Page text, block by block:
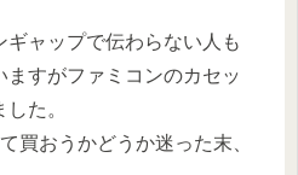
ギャップで伝わらない人も
すがファミコンのカセッ
た。
買おうかどうか迷った末、